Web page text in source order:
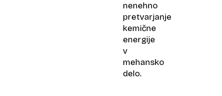
nenehno
pretvarjanje
kemične
energije
v
mehansko
delo.